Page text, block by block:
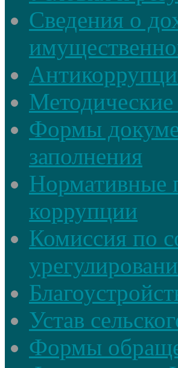
Сведения о
Формы
заполнения
Нормативные
коррупции
Комиссия по
Устав
Формы